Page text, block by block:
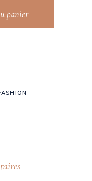
panier